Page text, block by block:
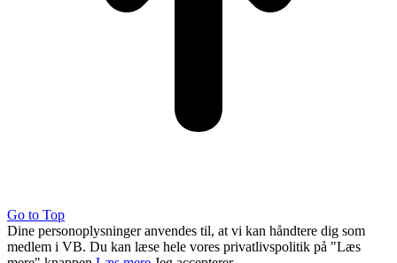
Go to Top
Dine personoplysninger anvendes til, at vi kan håndtere dig som
medlem i VB. Du kan læse hele vores privatlivspolitik på "Læs